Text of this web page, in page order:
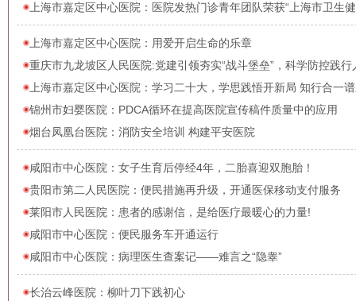
上海市嘉定区中心医院：医院发热门诊青年团队荣获“上海市卫生
上海市嘉定区中心医院：用爱开启生命的乐章
重庆市九龙坡区人民医院:党建引领夯实“战斗堡垒”，科学防控践行
上海市嘉定区中心医院：学习二十大，学思践悟开新局 知行合一
锦州市妇婴医院：PDCA循环在提高医院宣传稿件质量中的应用
烟台凤凰台医院：消防安全培训 构建平安医院
咸阳市中心医院：女子生育后停经4年，二胎喜迎双胞胎！
贵阳市第二人民医院：便民措施再升级，开通医保移动支付服务
莱阳市人民医院：患者的感谢信，是给医疗最暖心的力量!
咸阳市中心医院：便民服务车开通运行
咸阳市中心医院：病理医生查案记——难言之“隐睾”
长治云峰医院：柳叶刀下践初心